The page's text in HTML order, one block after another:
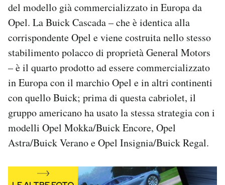
del modello già commercializzato in Europa da
Opel. La Buick Cascada – che è identica alla
corrispondente Opel e viene costruita nello stesso
stabilimento polacco di proprietà General Motors
– è il quarto prodotto ad essere commercializzato
in Europa con il marchio Opel e in altri continenti
con quello Buick; prima di questa cabriolet, il
gruppo americano ha usato la stessa strategia con i
modelli Opel Mokka/Buick Encore, Opel
Astra/Buick Verano e Opel Insignia/Buick Regal.